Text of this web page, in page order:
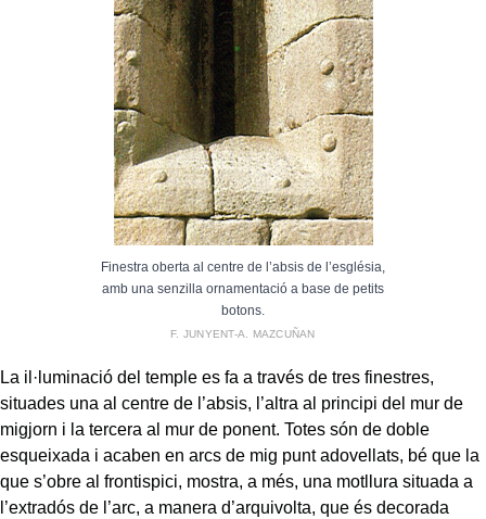
Finestra oberta al centre de l’absis de l’església,
amb una senzilla ornamentació a base de petits
botons.
F. JUNYENT-A. MAZCUÑAN
La il·luminació del temple es fa a través de tres finestres,
situades una al centre de l’absis, l’altra al principi del mur de
migjorn i la tercera al mur de ponent. Totes són de doble
esqueixada i acaben en arcs de mig punt adovellats, bé que la
que s’obre al frontispici, mostra, a més, una motllura situada a
l’extradós de l’arc, a manera d’arquivolta, que és decorada